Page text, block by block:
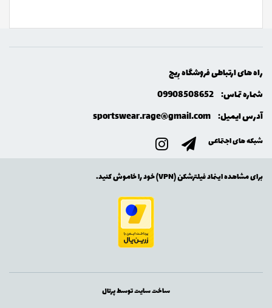
راه های ارتباطی فروشگاه رِيج
شماره تماس: 09908508652
آدرس ایمیل: sportswear.rage@gmail.com
شبکه های اجتماعی
برای مشاهده اینماد فیلترشکن (VPN) خود را خاموش کنید.
ساخت سایت توسطپرتال